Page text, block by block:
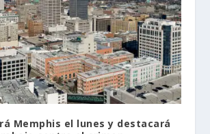
Memphis el lunes y destacará